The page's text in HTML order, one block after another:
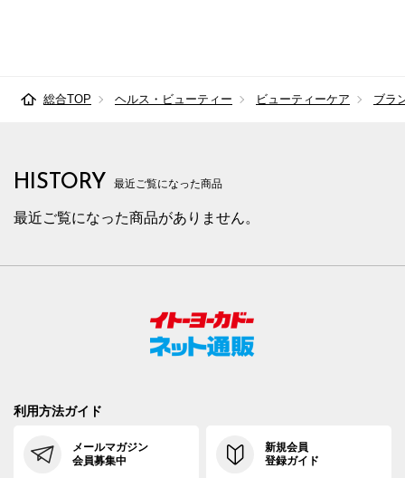
総合TOP ヘルス・ビューティー ビューティーケア ブラ
HISTORY 最近ご覧になった商品
最近ご覧になった商品がありません。
利用方法ガイド
メールマガジン
会員募集中
新規会員
登録ガイド